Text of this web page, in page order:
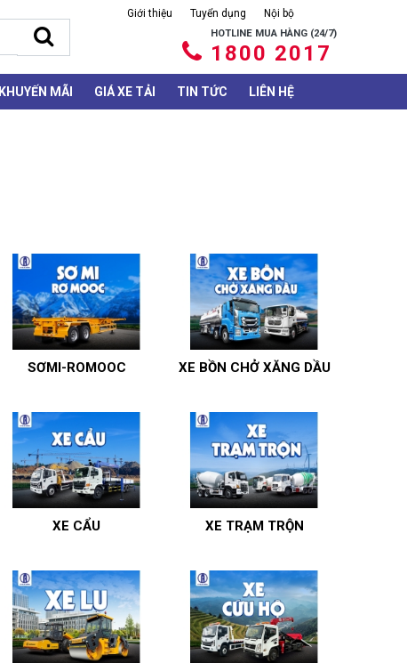
Giới thiệu Tuyển dụng Nội bộ
HOTLINE MUA HÀNG (24/7)
1800 2017
KHUYẾN MÃI GIÁ XE TẢI TIN TỨC LIÊN HỆ
SƠMI-ROMOOC XE BỒN CHỞ XĂNG DẦU
XE CẨU XE TRẠM TRỘN